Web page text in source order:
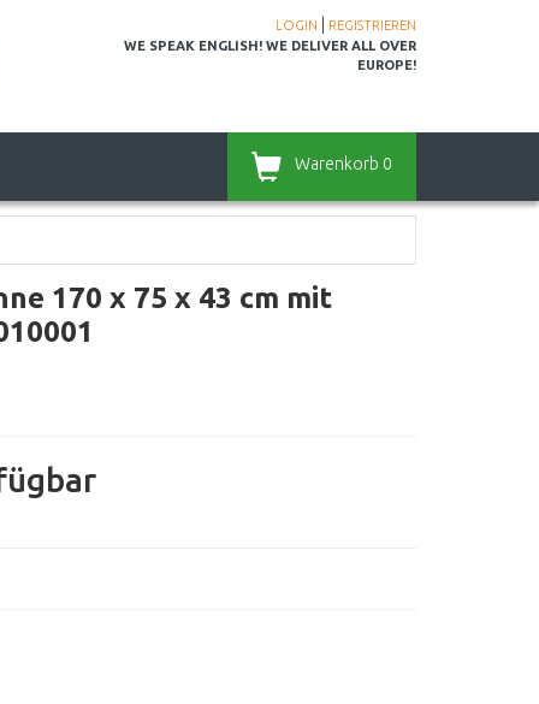
LOGIN
REGISTRIEREN
WE SPEAK ENGLISH! WE DELIVER ALL OVER
EUROPE!
Warenkorb 0
170 x 75 x 43 cm mit